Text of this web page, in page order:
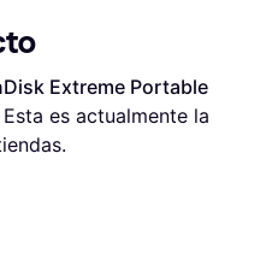
Extreme Portable
Esta es actualmente la